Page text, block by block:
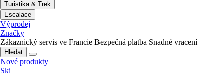
Turistika & Trek
Escalace
Výprodej
Značky
Zákaznický servis ve Francie Bezpečná platba Snadné vracení
Hledat
Nové produkty
Ski